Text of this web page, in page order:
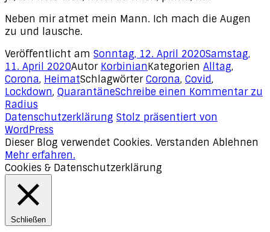
Neben mir atmet mein Mann. Ich mach die Augen
zu und lausche.
Veröffentlicht am Sonntag, 12. April 2020Samstag,
11. April 2020Autor KorbinianKategorien Alltag,
Corona, HeimatSchlagwörterCorona, Covid,
Lockdown, QuarantäneSchreibe einen Kommentarzu
Radius
Datenschutzerklärung Stolz präsentiert von
WordPress
Dieser Blog verwendet Cookies. Verstanden Ablehnen
Mehr erfahren.
Cookies & Datenschutzerklärung
Schließen